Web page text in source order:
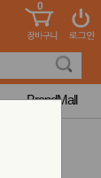
0
BrandMall